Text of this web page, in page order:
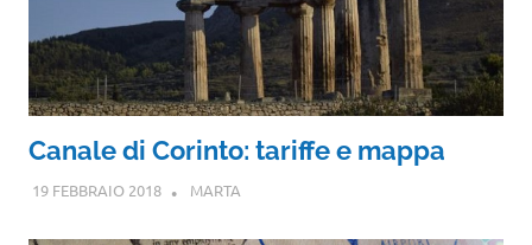
Canale di Corinto: tariffe e mappa
19 FEBBRAIO 2018 MARTA